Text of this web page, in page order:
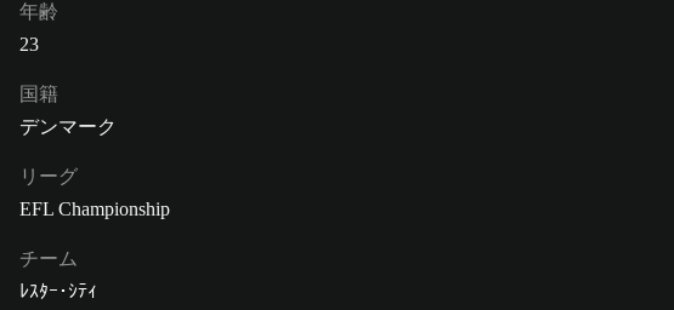
年齢
23
国籍
デンマーク
リーグ
EFL Championship
チーム
ﾚｽﾀｰ･ｼﾃｨ